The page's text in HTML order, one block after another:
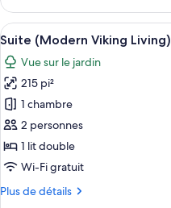
Chalet
rustique
traditionnel
Afficher
toutes
les
photos
pour
ce
type
de
chambre :
Suite
6
Suite (Modern Viking Living)
Vue sur le jardin
215 pi²
1 chambre
2 personnes
1 lit double
Wi-Fi gratuit
Plus de détails
Plus